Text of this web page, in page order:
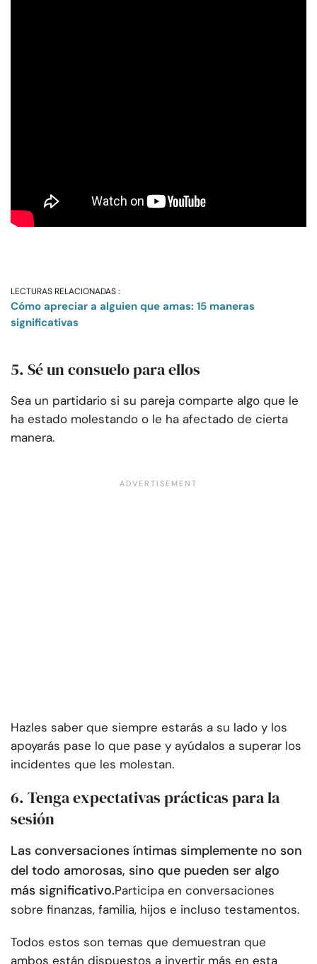
LECTURAS RELACIONADAS :
Cómo apreciar a alguien que amas: 15 maneras
significativas
5. Sé un consuelo para ellos
Sea un partidario si su pareja comparte algo que le
ha estado molestando o le ha afectado de cierta
manera.
Hazles saber que siempre estarás a su lado y los
apoyarás pase lo que pase y ayúdalos a superar los
incidentes que les molestan.
6. Tenga expectativas prácticas para la
sesión
Las conversaciones íntimas simplemente no son
del todo amorosas, sino que pueden ser algo
más significativo.Participa en conversaciones
sobre finanzas, familia, hijos e incluso testamentos.
Todos estos son temas que demuestran que
ambos están dispuestos a invertir más en esta